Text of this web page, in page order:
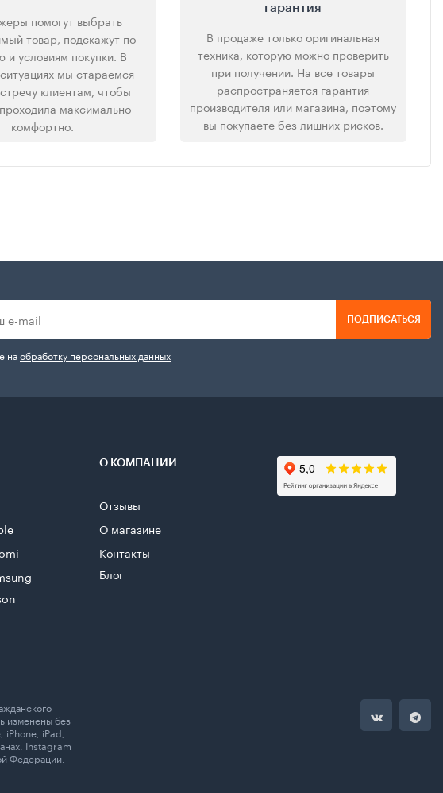
помогут выбрать
товар, подскажут по
и условиям покупки. В
мы стараемся
клиентам, чтобы
максимально
комфортно.
гарантия
В продаже только оригинальная
техника, которую можно проверить
при получении. На все товары
распространяется гарантия
производителя или магазина, поэтому
вы покупаете без лишних рисков.
ПОДПИСАТЬСЯ
наобработку персональных данных
О КОМПАНИИ
Отзывы
О магазине
Контакты
Блог
изменены без
iPad,
Instagram
Федерации.